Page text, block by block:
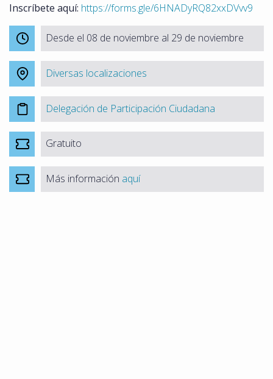
Inscríbete aquí: https://forms.gle/6HNADyRQ82xxDVvv9
Desde el 08 de noviembre al 29 de noviembre
Diversas localizaciones
Delegación de Participación Ciudadana
Gratuito
Más información aquí